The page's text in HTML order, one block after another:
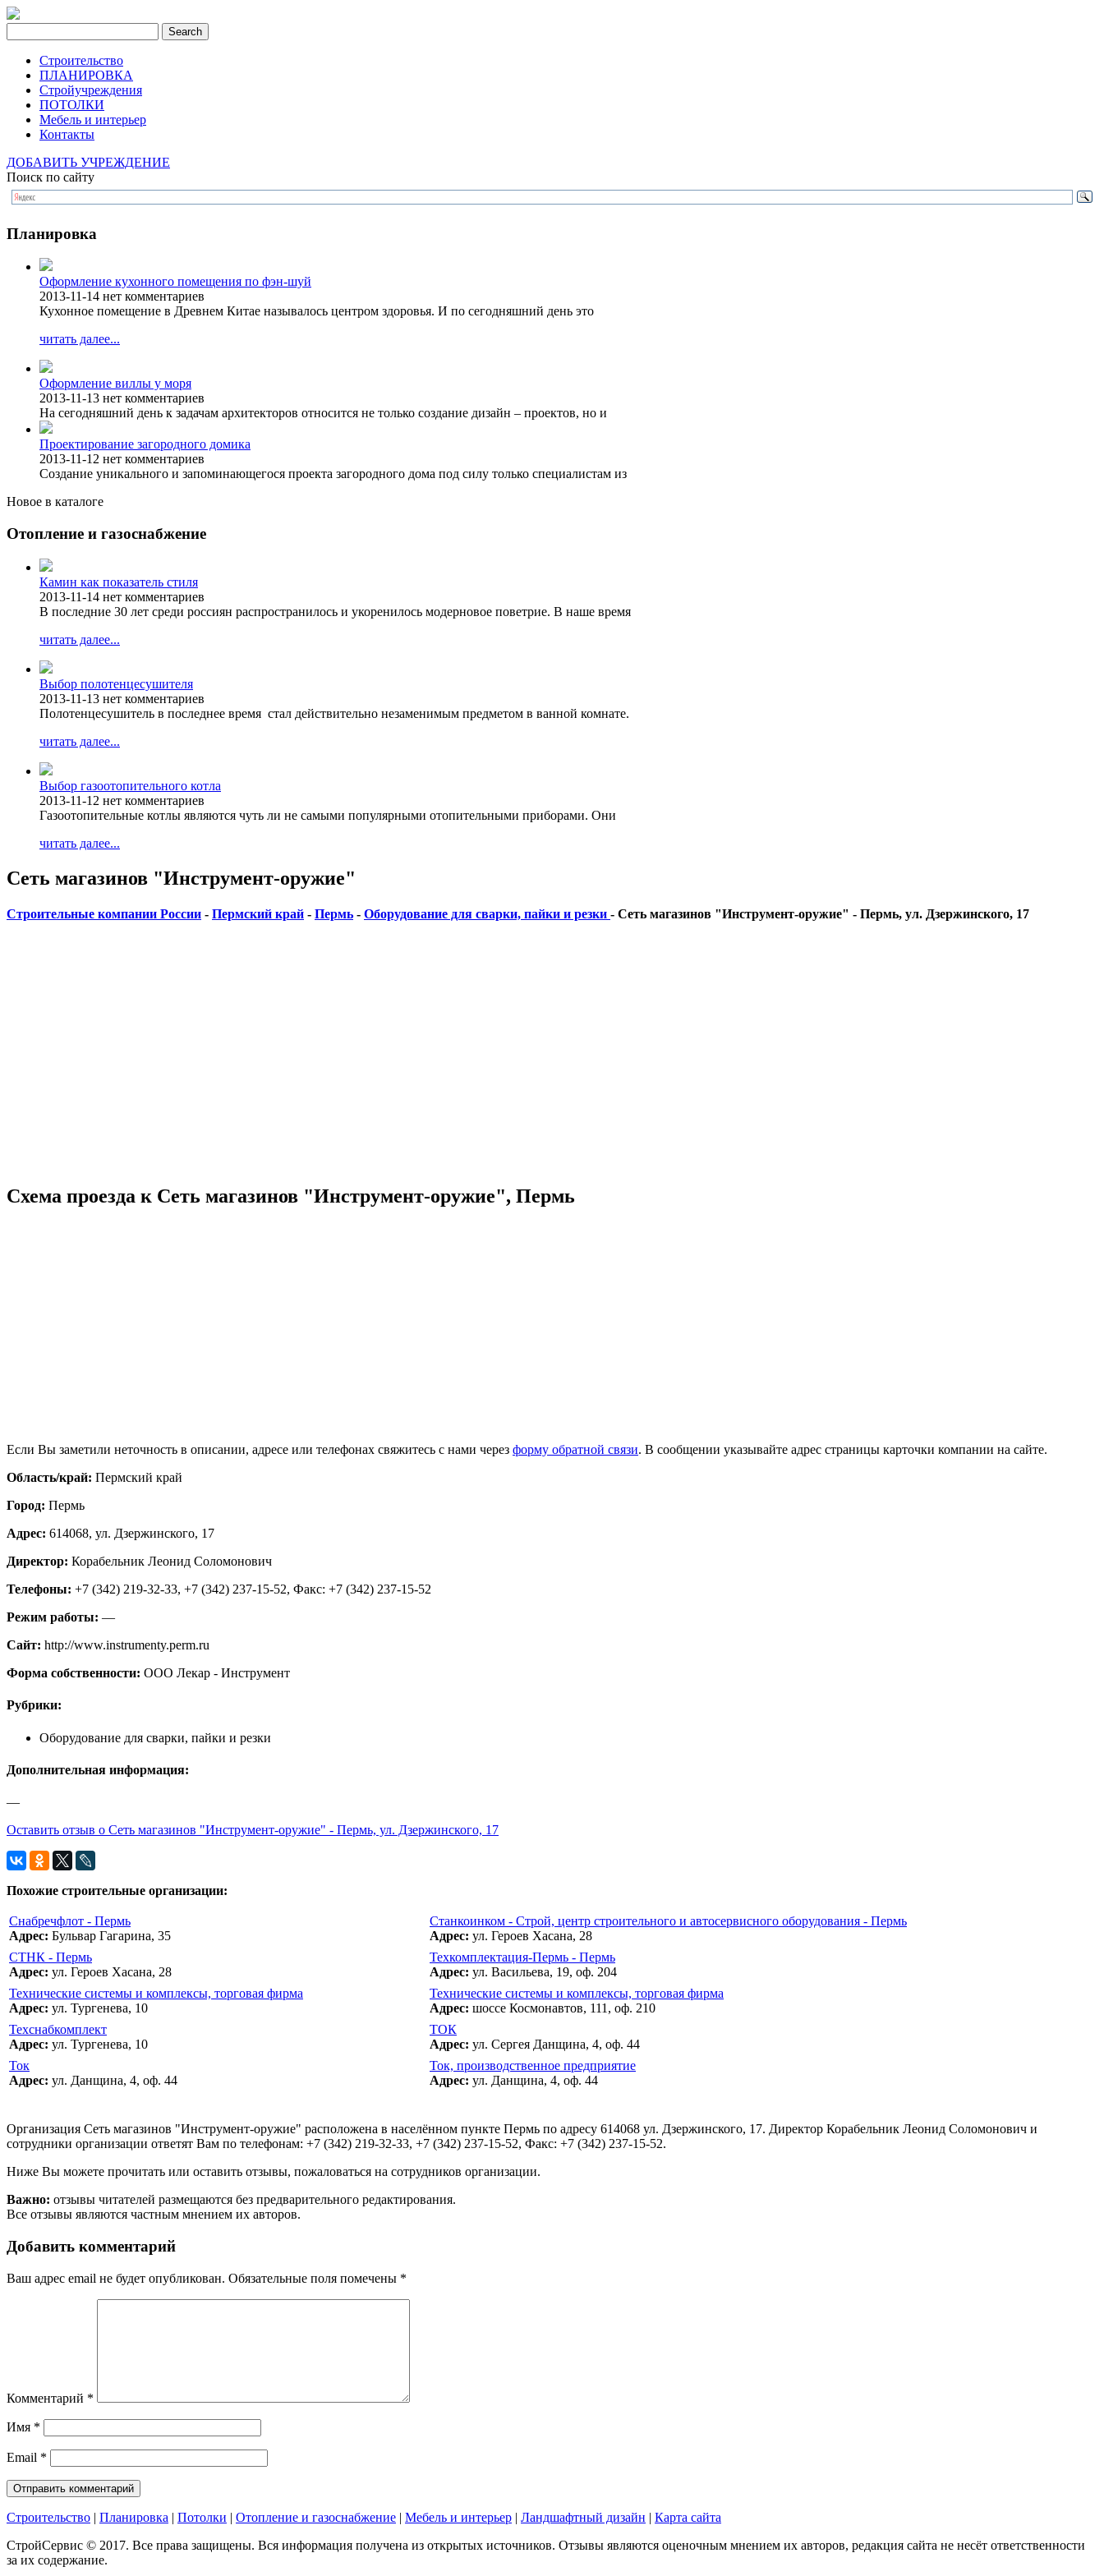
Строительство
ПЛАНИРОВКА
Стройучреждения
ПОТОЛКИ
Мебель и интерьер
Контакты
ДОБАВИТЬ УЧРЕЖДЕНИЕ
Поиск по сайту
Планировка
Оформление кухонного помещения по фэн-шуй
2013-11-14 нет комментариев
Кухонное помещение в Древнем Китае называлось центром здоровья. И по сегодняшний день это
читать далее...
Оформление виллы у моря
2013-11-13 нет комментариев
На сегодняшний день к задачам архитекторов относится не только создание дизайн – проектов, но и
Проектирование загородного домика
2013-11-12 нет комментариев
Создание уникального и запоминающегося проекта загородного дома под силу только специалистам из
Новое в каталоге
Отопление и газоснабжение
Камин как показатель стиля
2013-11-14 нет комментариев
В последние 30 лет среди россиян распространилось и укоренилось модерновое поветрие. В наше время
читать далее...
Выбор полотенцесушителя
2013-11-13 нет комментариев
Полотенцесушитель в последнее время стал действительно незаменимым предметом в ванной комнате.
читать далее...
Выбор газоотопительного котла
2013-11-12 нет комментариев
Газоотопительные котлы являются чуть ли не самыми популярными отопительными приборами. Они
читать далее...
Сеть магазинов "Инструмент-оружие"
Строительные компании России - Пермский край - Пермь - Оборудование для сварки, пайки и резки - Сеть магазинов "Инструмент-оружие" - Пермь, ул. Дзержинского, 17
Схема проезда к Сеть магазинов "Инструмент-оружие", Пермь
Если Вы заметили неточность в описании, адресе или телефонах свяжитесь с нами через форму обратной связи. В сообщении указывайте адрес страницы карточки компании на сайте.
Область/край: Пермский край
Город: Пермь
Адрес: 614068, ул. Дзержинского, 17
Директор: Корабельник Леонид Соломонович
Телефоны: +7 (342) 219-32-33, +7 (342) 237-15-52, Факс: +7 (342) 237-15-52
Режим работы: —
Сайт: http://www.instrumenty.perm.ru
Форма собственности: ООО Лекар - Инструмент
Рубрики:
Оборудование для сварки, пайки и резки
Дополнительная информация:
—
Оставить отзыв о Сеть магазинов "Инструмент-оружие" - Пермь, ул. Дзержинского, 17
Похожие строительные организации:
Снабречфлот - Пермь
Адрес: Бульвар Гагарина, 35
Станкоинком - Строй, центр строительного и автосервисного оборудования - Пермь
Адрес: ул. Героев Хасана, 28
СТНК - Пермь
Адрес: ул. Героев Хасана, 28
Техкомплектация-Пермь - Пермь
Адрес: ул. Васильева, 19, оф. 204
Технические системы и комплексы, торговая фирма
Адрес: ул. Тургенева, 10
Технические системы и комплексы, торговая фирма
Адрес: шоссе Космонавтов, 111, оф. 210
Техснабкомплект
Адрес: ул. Тургенева, 10
ТОК
Адрес: ул. Сергея Данщина, 4, оф. 44
Ток
Адрес: ул. Данщина, 4, оф. 44
Ток, производственное предприятие
Адрес: ул. Данщина, 4, оф. 44
Организация Сеть магазинов "Инструмент-оружие" расположена в населённом пункте Пермь по адресу 614068 ул. Дзержинского, 17. Директор Корабельник Леонид Соломонович и
сотрудники организации ответят Вам по телефонам: +7 (342) 219-32-33, +7 (342) 237-15-52, Факс: +7 (342) 237-15-52.
Ниже Вы можете прочитать или оставить отзывы, пожаловаться на сотрудников организации.
Важно: отзывы читателей размещаются без предварительного редактирования.
Все отзывы являются частным мнением их авторов.
Добавить комментарий
Ваш адрес email не будет опубликован. Обязательные поля помечены *
Комментарий *
Имя *
Email *
Строительство | Планировка | Потолки | Отопление и газоснабжение | Мебель и интерьер | Ландшафтный дизайн | Карта сайта
СтройСервис © 2017. Все права защищены. Вся информация получена из открытых источников. Отзывы являются оценочным мнением их авторов, редакция сайта не несёт ответственности
за их содержание.